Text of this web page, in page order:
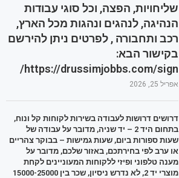
שליחויות, הפצה, וכל סוגי עבודות
הנהיגה, לנהגים ונהגות מכל הארץ,
רכב ותחבורה , לפרטים ניתן להירשם
בקישור הבא:
https://drussimjobbs.com/sign/
אפריל 25, 2026
דרושים דרושות לעבודה בשירות לקוחות קל ונוח,
בתחום היד 2 – יד שניה, מדובר על עבודה של
שעות ספורות ביום, שעות גמישות – בבוקר צהריים
או ערב לפי בחירתכם, באזור שלכם, מדובר על
מענה טלפוני ופיזי ללקוחות המעוניינים לקחת
מוצרי יד 2, לא נדרש ניסיון, שכר בין 15000-25000